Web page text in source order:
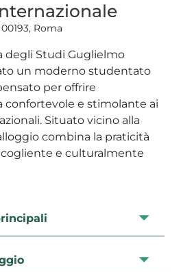
Roma
degli Studi Guglielmo
un moderno studentato
per offrire
confortevole e stimolante ai
Situato vicino alla
combina la praticità
e culturalmente